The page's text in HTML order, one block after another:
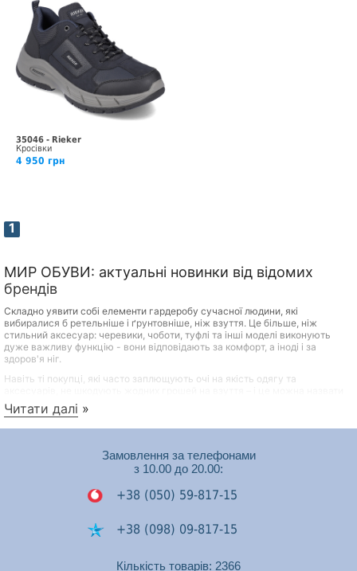
35046 - Rieker
Кросівки
4 950 грн
1
МИР ОБУВИ: актуальні новинки від відомих
брендів
Складно уявити собі елементи гардеробу сучасної людини, які
вибиралися б ретельніше і ґрунтовніше, ніж взуття. Це більше, ніж
стильний аксесуар: черевики, чоботи, туфлі та інші моделі виконують
дуже важливу функцію - вони відповідають за комфорт, а іноді і за
здоров'я ніг.
Навіть ті покупці, які часто заплющують очі на якість одягу та
практичним та продуманим підходом. Переваги якісного взуття відомі
всім:
Довговічність
правильному догляді
Сприятливий вплив на самопочуття, настрій та стан
Якісні та красиві туфлі, черевики та інші моделі зовсім не обов'язково
Читати далі »
Замовлення за телефонами
з 10.00 до 20.00:
+38 (050) 59-817-15
+38 (098) 09-817-15
+38 (050) 53-448-74
Кількість товарів: 2366